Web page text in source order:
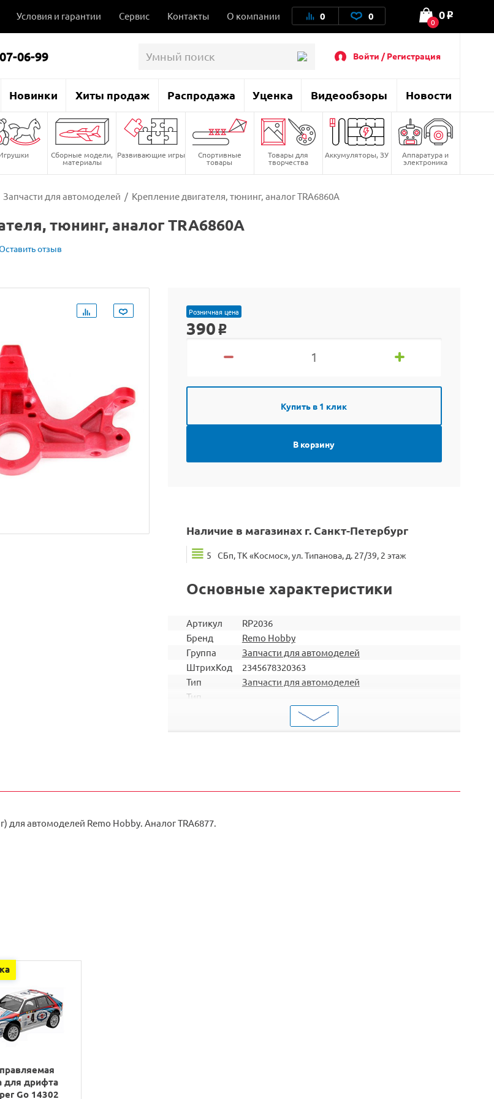
Условия и гарантии Сервис Контакты О компании 0 0 0
0 o
06-99 Войти / Регистрация
Новинки Хиты продаж Распродажа Уценка Видеообзоры Новости
Сборные модели,
материалы
Развивающие игры Спортивные
товары
Товары для
творчества
Аккумуляторы, ЗУ Аппаратура и
электроника
Запчасти для автомоделей / Крепление двигателя, тюнинг, аналог TRA6860A
тюнинг, аналог TRA6860A
отзыв
Розничная цена
390 o
Купить в 1 клик
В корзину
Наличие в магазинах г. Санкт-Петербург
5 СБп, ТК «Космос», ул. Типанова, д. 27/39, 2 этаж
Основные характеристики
Артикул
RP2036
Бренд
Remo Hobby
Группа
Запчасти для автомоделей
ШтрихКод
2345678320363
Тип
Запчасти для автомоделей
Тип
Кузова и крепления
RH8051 / RH8055 / RH8081 / RH8085 / RH1021 /
для автомоделей Remo Hobby. Аналог TRA6877.
для дрифта
Go 14302